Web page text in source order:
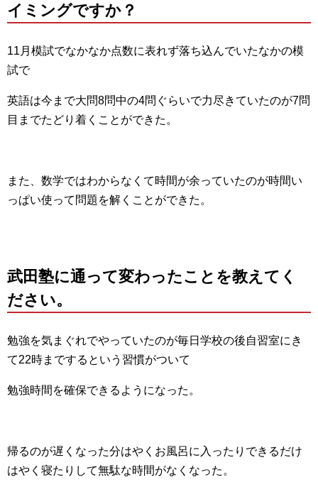
イミングですか？
11月模試でなかなか点数に表れず落ち込んでいたなかの模
試で
英語は今まで大問8問中の4問ぐらいで力尽きていたのが7問
目までたどり着くことができた。
また、数学ではわからなくて時間が余っていたのが時間い
っぱい使って問題を解くことができた。
武田塾に通って変わったことを教えてく
ださい。
勉強を気まぐれでやっていたのが毎日学校の後自習室にき
て22時までするという習慣がついて
勉強時間を確保できるようになった。
帰るのが遅くなった分はやくお風呂に入ったりできるだけ
はやく寝たりして無駄な時間がなくなった。